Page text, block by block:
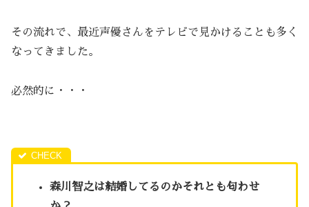
その流れで、最近声優さんをテレビで見かけることも多く
なってきました。
必然的に・・・
森川智之は結婚してるのかそれとも匂わせ